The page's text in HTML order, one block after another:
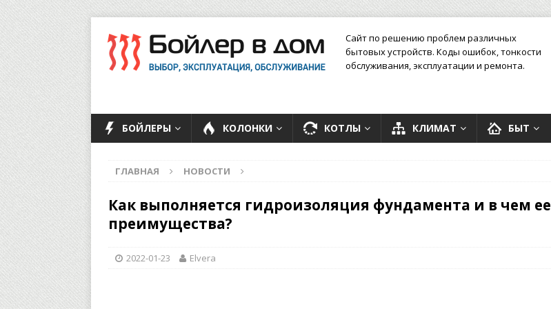
Сайт по решению проблем различных
бытовых устройств. Коды ошибок, тонкости
обслуживания, эксплуатации и ремонта.
БОЙЛЕРЫ КОЛОНКИ КОТЛЫ КЛИМАТ БЫТ
ГЛАВНАЯ НОВОСТИ
Как выполняется гидроизоляция фундамента и в чем ее
преимущества?
2022-01-23 Elvera